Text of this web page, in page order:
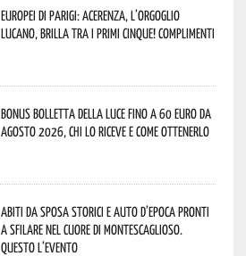
Europei di Parigi: Acerenza, l’orgoglio
lucano, brilla tra i primi cinque! Complimenti
Bonus bolletta della luce fino a 60 euro da
agosto 2026, chi lo riceve e come ottenerlo
Abiti da sposa storici e auto d’epoca pronti
a sfilare nel cuore di Montescaglioso.
Questo l’evento